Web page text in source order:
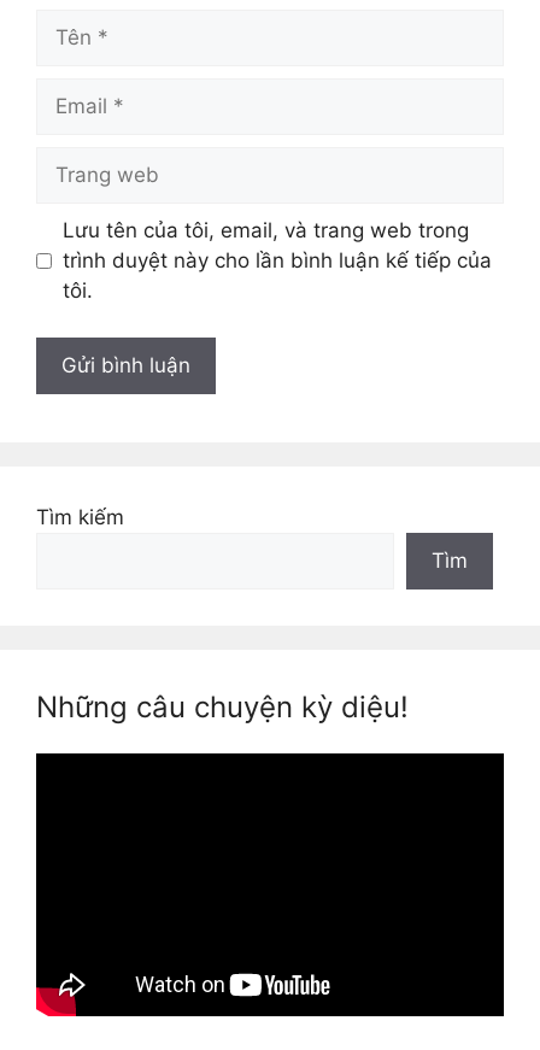
Tên
Email
Trang
Lưu tên của tôi, email, và trang web trong
trình duyệt này cho lần bình luận kế tiếp của
tôi.
Tìm kiếm
Tìm
Những câu chuyện kỳ diệu!